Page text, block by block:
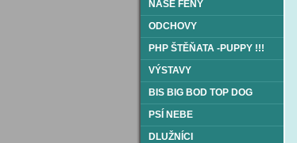
NAŠE FENY
ODCHOVY
PHP ŠTĚŇATA -PUPPY !!!
VÝSTAVY
BIS BIG BOD TOP DOG
PSÍ NEBE
DLUŽNÍCI